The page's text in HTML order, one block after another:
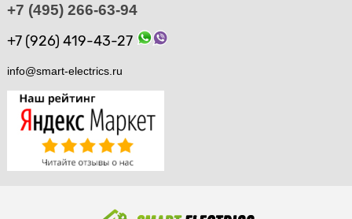
+7 (495) 266-63-94
+7 (926) 419-43-27
info@smart-electrics.ru